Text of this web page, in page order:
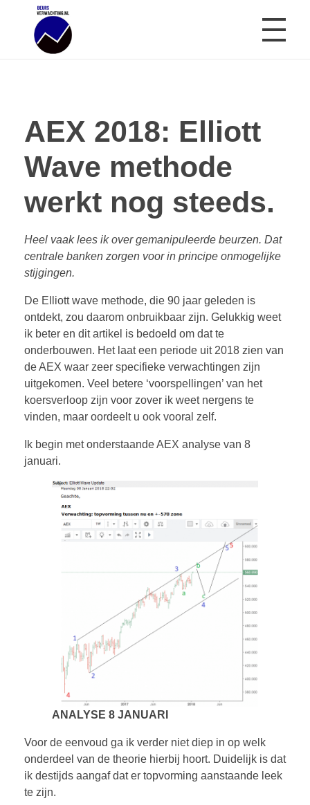
ARCHIEF AEX GRAFIEK
BEURSCRASH RISICOMETER
REVIEWS
CONTACT
AEX 2018: Elliott
Wave methode
werkt nog steeds.
Heel vaak lees ik over gemanipuleerde beurzen. Dat
centrale banken zorgen voor in principe onmogelijke
stijgingen.
De Elliott wave methode, die 90 jaar geleden is
ontdekt, zou daarom onbruikbaar zijn. Gelukkig weet
ik beter en dit artikel is bedoeld om dat te
onderbouwen. Het laat een periode uit 2018 zien van
de AEX waar zeer specifieke verwachtingen zijn
uitgekomen. Veel betere ‘voorspellingen’ van het
koersverloop zijn voor zover ik weet nergens te
vinden, maar oordeelt u ook vooral zelf.
Ik begin met onderstaande AEX analyse van 8
januari.
ANALYSE 8 JANUARI
Voor de eenvoud ga ik verder niet diep in op welk
onderdeel van de theorie hierbij hoort. Duidelijk is dat
ik destijds aangaf dat er topvorming aanstaande leek
te zijn.